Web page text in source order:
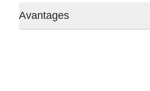
Avantages